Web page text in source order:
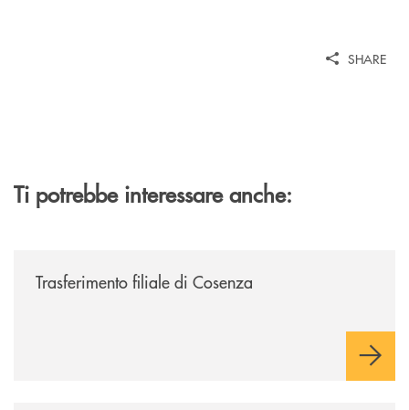
SHARE
Ti potrebbe interessare anche:
Trasferimento filiale di Cosenza